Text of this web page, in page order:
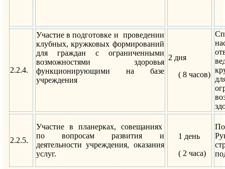
2.2.4.
Участие в подготовке и проведении
клубных, кружковых формирований
для граждан с ограниченными
возможностями здоровья
функционирующими на базе
учреждения
2 дня
( 8 часов)
2.2.5.
Участие в планерках, совещаниях
по вопросам развития и
деятельности учреждения, оказания
услуг.
1 день
( 2 часа)